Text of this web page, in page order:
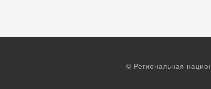
© Региональная